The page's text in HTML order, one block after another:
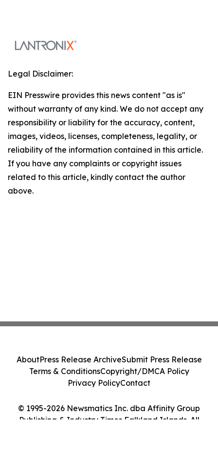
Legal Disclaimer:
EIN Presswire provides this news content "as is"
without warranty of any kind. We do not accept any
responsibility or liability for the accuracy, content,
images, videos, licenses, completeness, legality, or
reliability of the information contained in this article.
If you have any complaints or copyright issues
related to this article, kindly contact the author
above.
© 1995-2026 Newsmatics Inc. dba Affinity Group
Publishing & Industry Times Falkland Islands. All
AboutPress Release ArchiveSubmit Press Release
Terms & ConditionsCopyright/DMCA Policy
Privacy PolicyContact